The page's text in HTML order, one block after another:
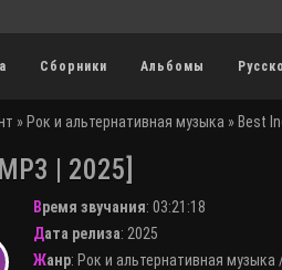
Сборники Альбомы
» Рок и альтернативная музыка » Best
[MP3 | 2025]
Время звучания: 03:21:18
Дата релиза: 2025
Жанр: Рок и альтернативная музыка